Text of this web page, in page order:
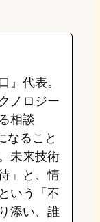
e
a
』代表。
ノロジー
相談
なること
未来技術
」と、情
いう「不
添い、誰